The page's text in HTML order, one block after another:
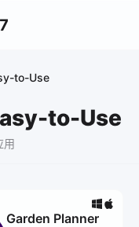
to-Use
to-Use
用
Garden Planner